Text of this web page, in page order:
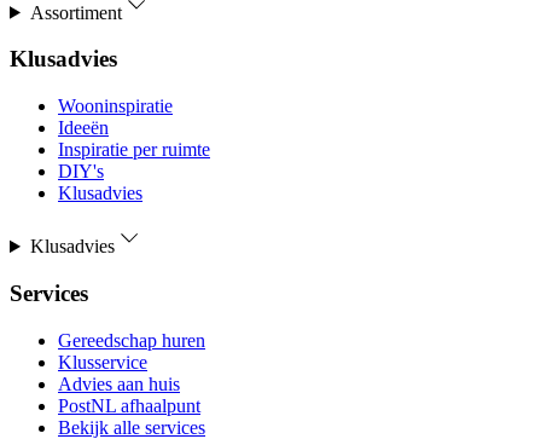
Assortiment
Klusadvies
Wooninspiratie
Ideeën
Inspiratie per ruimte
DIY's
Klusadvies
Klusadvies
Services
Gereedschap huren
Klusservice
Advies aan huis
PostNL afhaalpunt
Bekijk alle services